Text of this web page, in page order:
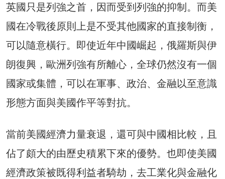
英國只是列強之首，因而受到列強的抑制。而美
國在冷戰後原則上是不受其他國家的直接制衡，
可以隨意橫行。即使近年中國崛起，俄羅斯與伊
朗復興，歐洲列強有所離心，全球仍然沒有一個
國家或集體，可以在軍事、政治、金融以至意識
形態方面與美國作平等對抗。
當前美國經濟力量衰退，還可與中國相比較，且
佔了頗大的由歷史積累下來的優勢。也即使美國
經濟政策被既得利益者騎劫，去工業化與金融化